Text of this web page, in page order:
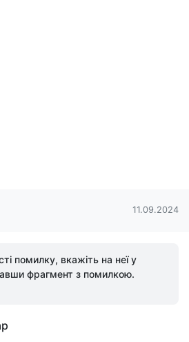
11.09.2024
помилку, вкажіть на неї у
фрагмент з помилкою.